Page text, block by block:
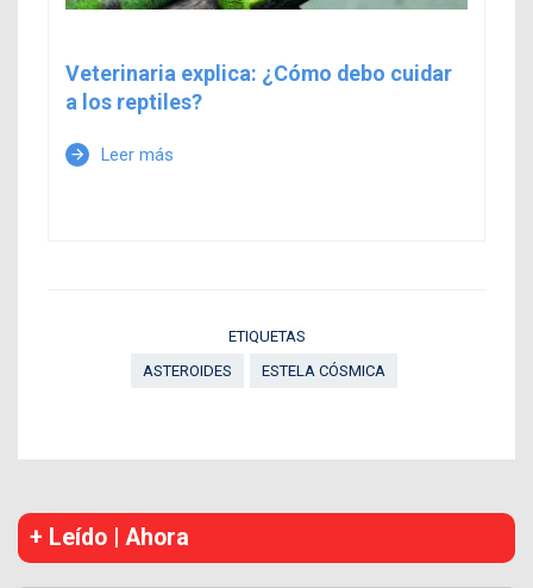
Veterinaria explica: ¿Cómo debo cuidar
a los reptiles?
arrow_forward Leer más
ETIQUETAS
ASTEROIDES
ESTELA CÓSMICA
+ Leído | Ahora